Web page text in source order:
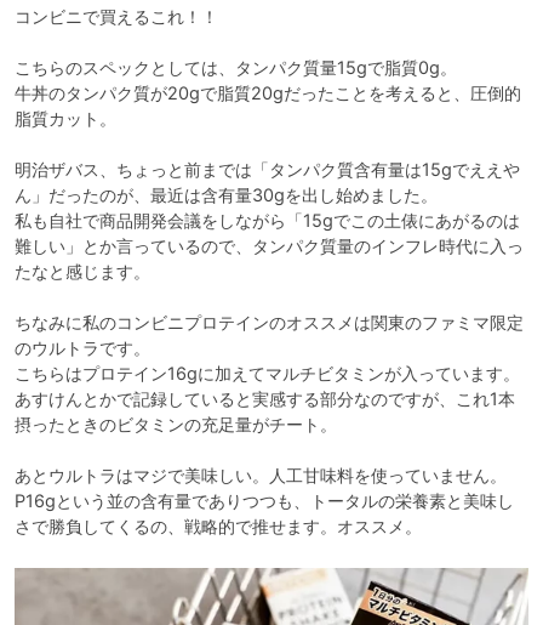
コンビニで買えるこれ！！
こちらのスペックとしては、タンパク質量15gで脂質0g。
牛丼のタンパク質が20gで脂質20gだったことを考えると、圧倒的
脂質カット。
明治ザバス、ちょっと前までは「タンパク質含有量は15gでええや
ん」だったのが、最近は含有量30gを出し始めました。
私も自社で商品開発会議をしながら「15gでこの土俵にあがるのは
難しい」とか言っているので、タンパク質量のインフレ時代に入っ
たなと感じます。
ちなみに私のコンビニプロテインのオススメは関東のファミマ限定
のウルトラです。
こちらはプロテイン16gに加えてマルチビタミンが入っています。
あすけんとかで記録していると実感する部分なのですが、これ1本
摂ったときのビタミンの充足量がチート。
あとウルトラはマジで美味しい。人工甘味料を使っていません。
P16gという並の含有量でありつつも、トータルの栄養素と美味し
さで勝負してくるの、戦略的で推せます。オススメ。